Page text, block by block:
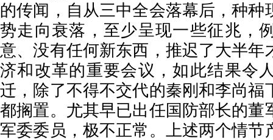
的传闻，自从三中全会落幕后，种种
势走向衰落，至少呈现一些征兆，
意、没有任何新东西，推迟了大半年
济和改革的重要会议，如此结果令
迁，除了不得不交代的秦刚和李尚福
都搁置。尤其早已出任国防部长的董
军委委员，极不正常。上述两个情节